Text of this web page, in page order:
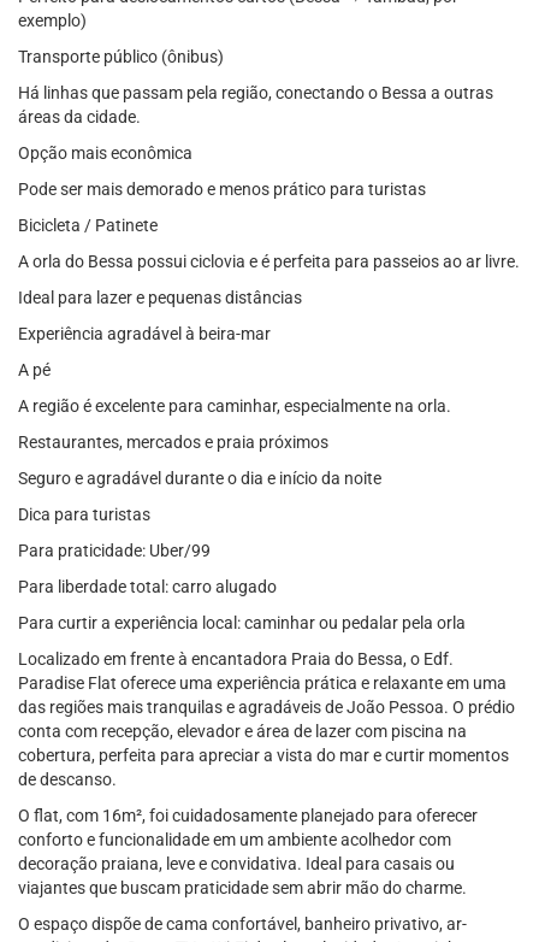
exemplo)
Transporte público (ônibus)
Há linhas que passam pela região, conectando o Bessa a outras
áreas da cidade.
Opção mais econômica
Pode ser mais demorado e menos prático para turistas
Bicicleta / Patinete
A orla do Bessa possui ciclovia e é perfeita para passeios ao ar livre.
Ideal para lazer e pequenas distâncias
Experiência agradável à beira-mar
A pé
A região é excelente para caminhar, especialmente na orla.
Restaurantes, mercados e praia próximos
Seguro e agradável durante o dia e início da noite
Dica para turistas
Para praticidade: Uber/99
Para liberdade total: carro alugado
Para curtir a experiência local: caminhar ou pedalar pela orla
Localizado em frente à encantadora Praia do Bessa, o Edf.
Paradise Flat oferece uma experiência prática e relaxante em uma
das regiões mais tranquilas e agradáveis de João Pessoa. O prédio
conta com recepção, elevador e área de lazer com piscina na
cobertura, perfeita para apreciar a vista do mar e curtir momentos
de descanso.
O flat, com 16m², foi cuidadosamente planejado para oferecer
conforto e funcionalidade em um ambiente acolhedor com
decoração praiana, leve e convidativa. Ideal para casais ou
viajantes que buscam praticidade sem abrir mão do charme.
O espaço dispõe de cama confortável, banheiro privativo, ar-